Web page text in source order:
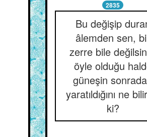
2835
Bu değişip
âlemden sen,
zerre bile
öyle olduğu
güneşin
yaratıldığını ne
ki?